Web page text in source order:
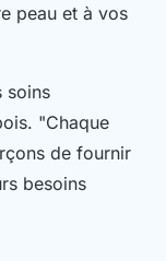
peau et à vos
soins
"Chaque
de fournir
besoins